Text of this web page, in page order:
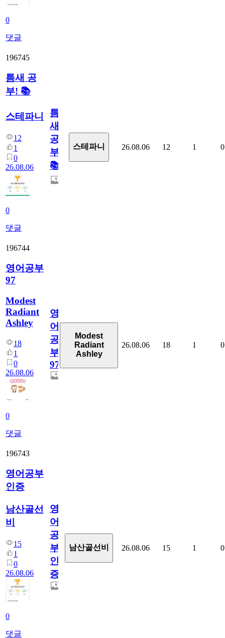
0
댓글
196745
틈새 공
부! 📚
스테파니
12
1
0
26.08.06
0
댓글
틈
새
공
부!
📚
스테파니 26.08.06 12 1 0
196744
영어공부
97
Modest
Radiant
Ashley
18
1
0
26.08.06
0
댓글
영
어
공
부
97
Modest
Radiant
Ashley
26.08.06 18 1 0
196743
영어공부
인증
남산골선
비
15
1
0
26.08.06
0
댓글
영
어
공
부
인
증
남산골선비 26.08.06 15 1 0